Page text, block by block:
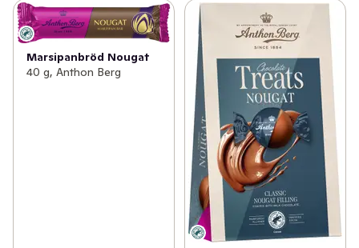
Marsipanbröd Nougat
40 g, Anthon Berg